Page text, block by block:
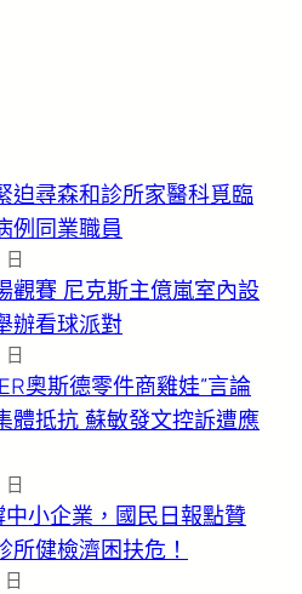
迫尋森和診所家醫科覓臨
例同業職員
觀賽 尼克斯主億嵐室內設
辦看球派對
奧斯德零件商雞娃”言論
體抵抗 蘇敏發文控訴遭應
中小企業，國民日報點贊
所健檢濟困扶危！